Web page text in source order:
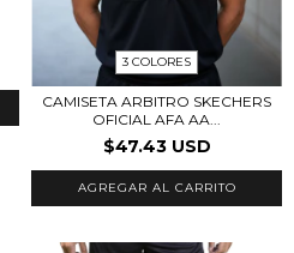
3 COLORES
CAMISETA ARBITRO SKECHERS
OFICIAL AFA AA...
$47.43 USD
AGREGAR AL CARRITO